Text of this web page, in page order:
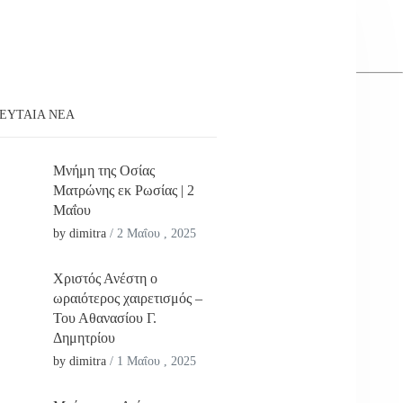
ΝΕΑ
Μνήμη της Οσίας
Ματρώνης εκ Ρωσίας | 2
Μαΐου
by dimitra / 2 Μαΐου , 2025
Χριστός Ανέστη ο
ωραιότερος χαιρετισμός –
Του Αθανασίου Γ.
Δημητρίου
by dimitra / 1 Μαΐου , 2025